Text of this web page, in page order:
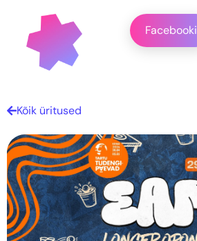
Facebooki
Kõik üritused